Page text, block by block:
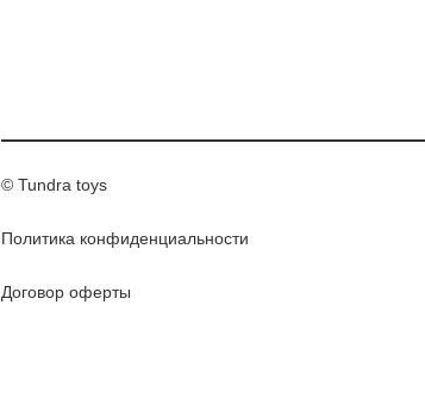
© Tundra toys
Политика конфиденциальности
Договор оферты